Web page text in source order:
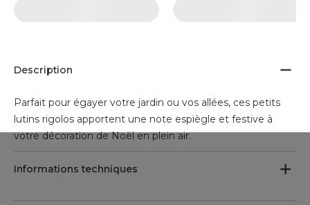
Description
Parfait pour égayer votre jardin ou vos allées, ces petits
lutins rigolos apportent une note espiègle et festive à
votre décoration de Noël en plein air.
Informations techniques